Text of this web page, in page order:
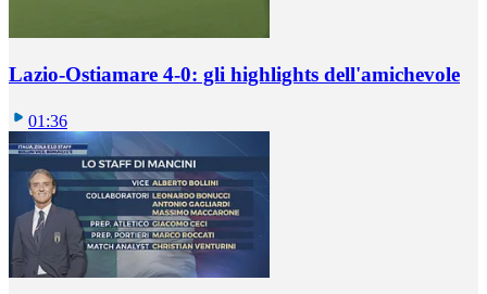
Lazio-Ostiamare 4-0: gli highlights dell'amichevole
01:36